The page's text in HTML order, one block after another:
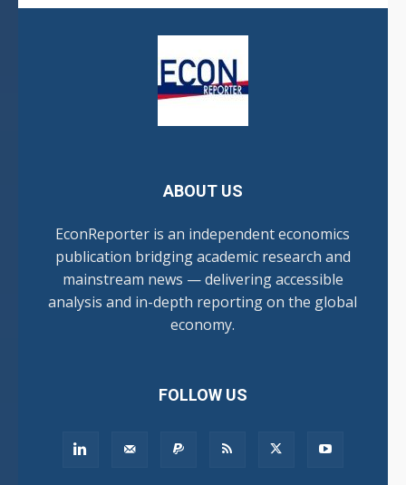
ABOUT US
EconReporter is an independent economics
publication bridging academic research and
mainstream news — delivering accessible
analysis and in-depth reporting on the global
economy.
FOLLOW US